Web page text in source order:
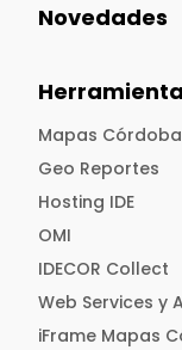
Novedades
Mapas Córdoba
Geo Reportes
Hosting IDE
OMI
IDECOR Collect
Web Services y
iFrame Mapas